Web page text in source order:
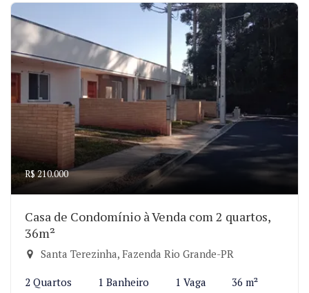
R$ 210.000
Casa de Condomínio à Venda com 2 quartos,
36m²
Santa Terezinha, Fazenda Rio Grande-PR
2 Quartos 1 Banheiro 1 Vaga 36 m²